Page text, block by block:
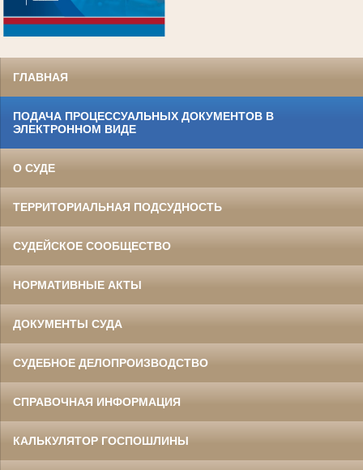
ГЛАВНАЯ
ПОДАЧА ПРОЦЕССУАЛЬНЫХ ДОКУМЕНТОВ В
ЭЛЕКТРОННОМ ВИДЕ
О СУДЕ
ТЕРРИТОРИАЛЬНАЯ ПОДСУДНОСТЬ
СУДЕЙСКОЕ СООБЩЕСТВО
НОРМАТИВНЫЕ АКТЫ
ДОКУМЕНТЫ СУДА
СУДЕБНОЕ ДЕЛОПРОИЗВОДСТВО
СПРАВОЧНАЯ ИНФОРМАЦИЯ
КАЛЬКУЛЯТОР ГОСПОШЛИНЫ